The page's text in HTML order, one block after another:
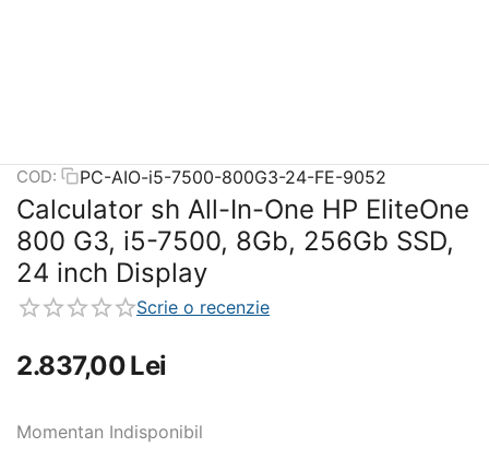
COD: PC-AIO-i5-7500-800G3-24-FE-9052
Calculator sh All-In-One HP EliteOne
800 G3, i5-7500, 8Gb, 256Gb SSD,
24 inch Display
Scrie o recenzie
2.837,00Lei
Momentan Indisponibil